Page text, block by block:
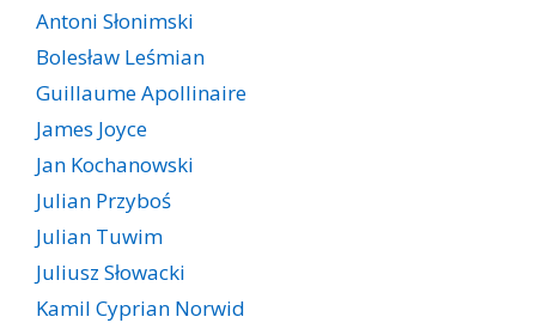
Antoni Słonimski
Bolesław Leśmian
Guillaume Apollinaire
James Joyce
Jan Kochanowski
Julian Przyboś
Julian Tuwim
Juliusz Słowacki
Kamil Cyprian Norwid